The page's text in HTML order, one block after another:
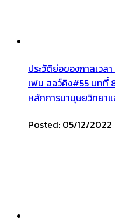
ประวัติย่อของกาลเว
เฟน ฮอว์คิง#55 บทที่
หลักการมานุษยวิทยา
Posted: 05/12/2022